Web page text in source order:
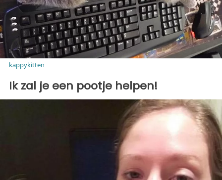
kappykitten
Ik zal je een pootje helpen!